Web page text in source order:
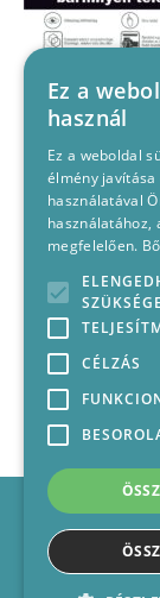
Ez a
használ
Ez a weboldal
élmény
használatával
használatához,
megfelelően.
CÉLZÁS